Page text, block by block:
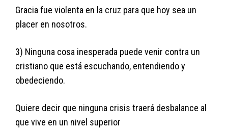
Gracia fue violenta en la cruz para que hoy sea un
placer en nosotros.
3) Ninguna cosa inesperada puede venir contra un
cristiano que está escuchando, entendiendo y
obedeciendo.
Quiere decir que ninguna crisis traerá desbalance al
que vive en un nivel superior